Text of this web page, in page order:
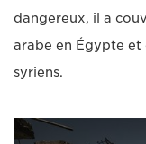
dangereux, il a
arabe en Égypte et
syriens.